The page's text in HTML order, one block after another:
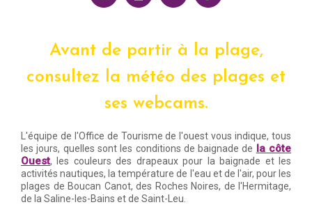
Avant de partir à la plage,
consultez la météo des plages et
ses webcams.
L'équipe de l'Office de Tourisme de l'ouest vous indique, tous
les jours, quelles sont les conditions de baignade de la côte
Ouest, les couleurs des drapeaux pour la baignade et les
activités nautiques, la température de l'eau et de l'air, pour les
plages de Boucan Canot, des Roches Noires, de l'Hermitage,
de la Saline-les-Bains et de Saint-Leu.